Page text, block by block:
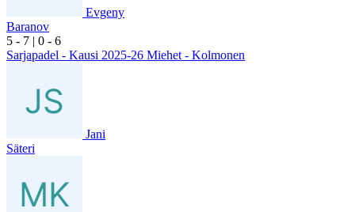
Evgeny
Baranov
5 - 7 | 0 - 6
Sarjapadel - Kausi 2025-26 Miehet - Kolmonen
Jani
Säteri